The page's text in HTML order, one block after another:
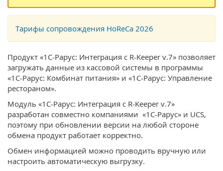
Тарифы сопровождения HoReCa 2026
Продукт «1С-Рарус: Интеграция с R-Keeper v.7» позволяет
загружать данные из кассовой системы в программы
«1С-Рарус: Комбинат питания» и «1С-Рарус: Управление
рестораном».
Модуль «1С-Рарус: Интеграция с R-Keeper v.7»
разработан совместно компаниями «1С-Рарус» и UCS,
поэтому при обновлении версии на любой стороне
обмена продукт работает корректно.
Обмен информацией можно проводить вручную или
настроить автоматическую выгрузку.